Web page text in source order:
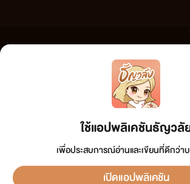
ใช้แอปพลิเคชันธัญวลั
เพื่อประสบการณ์อ่านและเขียนที่ดีกว่า
เปิดแอปพลิเคชัน
เว็บไซต์แห่งนี้ไม่ได้เห็นด้วยและไม่ขอรับผิดชอบต่อข้อความใดๆ ทั้งสิ้น ดังนั้
วิจารณญาณในการกลั่นกรองด้วยตนเอง และหากท่านพบข้อความใดๆ ที่ขั
กรุณาแจ้งมาที่ tunwalai@ookbee.com เพื่อทีมงานจะได้ดำเนินการในทัน
ลิขสิทธิ์ตามพระราชบัญญัติลิขสิทธิ์ (ฉบับเพิ่มเติม) พ.ศ.2558